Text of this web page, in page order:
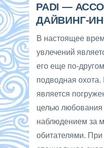
PADI —
ДАЙВИНГ-
В настоящее
увлечений
его еще по-
подводная
является
целью любования
наблюдением за
обитателями. При